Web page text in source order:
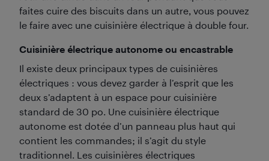
faites cuire des biscuits dans un autre, vous pouvez
le faire avec une cuisinière électrique à double four.
Cuisinière électrique autonome ou encastrable
Il existe deux principaux types de cuisinières
électriques : vous devez garder à l’esprit que les
deux s’adaptent à un espace pour cuisinière
standard de 30 po. Une cuisinière électrique
autonome est dotée d’un panneau plus haut qui
contient les commandes; il s’agit du style
traditionnel. Les cuisinières électriques